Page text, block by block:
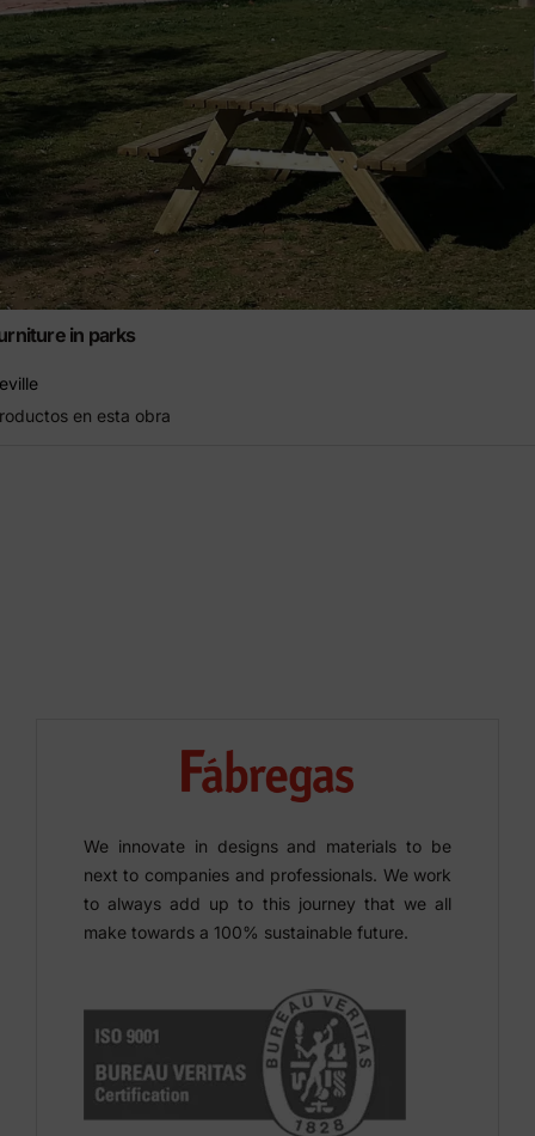
in parks
en esta obra
We innovate in designs and materials to be
next to companies and professionals. We work
to always add up to this journey that we all
make towards a 100% sustainable future.